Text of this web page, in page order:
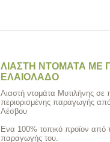
ΛΙΑΣΤΗ ΝΤΟΜΑΤΑ ΜΕ
ΕΛΑΙΟΛΑΔΟ
Λιαστή ντομάτα Μυτιλήνης σε
περιορισμένης παραγωγής από
Λέσβου
Ενα 100% τοπικό προϊον από
παραγωγής του.